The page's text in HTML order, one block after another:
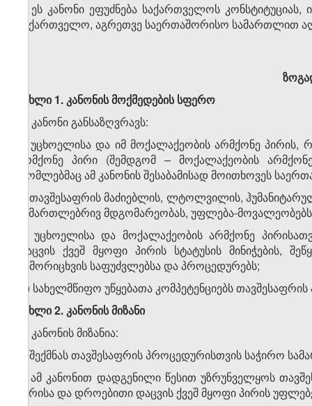
ეს კანონი ეფუძნება საქართველოს
საქართველო, აგრეთვე საერთაშორისო სამართლით
მუხლი 1. კანონის მოქმედების სფერო
ეს კანონი განსაზღვრავს:
ა) უცხოელისა და იმ მოქალაქეობის არმქონე
არმქონე პირი (შემდგომ – მოქალაქეობის
რომლებმაც ამ კანონის შესაბამისად მოითხოვეს
ბ) თავშესაფრის მაძიებლის, ლტოლვილის,
სამართლებრივ მდგომარეობას, უფლება-
გ) უცხოელისა და მოქალაქეობის არმქონე
დაცვის ქვეშ მყოფი პირის სტატუსის მინიჭების,
გამორიცხვის საფუძვლებსა და პროცედურებს;
დ) სახელმწიფო უწყებათა კომპეტენციებს
მუხლი 2. კანონის მიზანი
ამ კანონის მიზანია:
ა) შექმნას თავშესაფრის პროცედურისთვის საჭირო
ბ) ამ კანონით დადგენილი წესით უზრუნველყოს
პირისა და დროებითი დაცვის ქვეშ მყოფი პირის